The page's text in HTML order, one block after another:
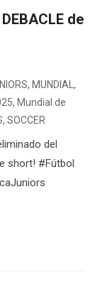
de
, MUNDIAL,
, Mundial de
, SOCCER
del
short! #Fútbol